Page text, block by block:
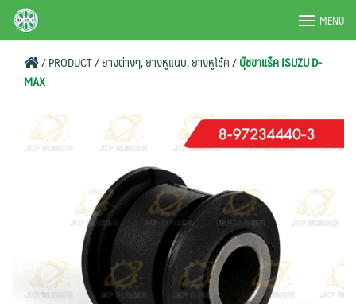
SkipBRPAUTO.COM MENU
/PRODUCT/ยางต่างๆ, ยางหูแนบ, ยางหูโช้ค/บุ๊ชขาแร็ค ISUZU D-
MAX